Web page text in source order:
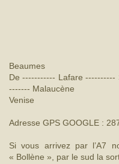
De ----------- Lafare
------- Malaucène
Adresse GPS GOOGLE :
Si vous arrivez par l’A7
« Bollène », par le sud la